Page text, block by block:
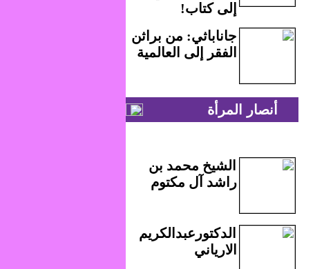
إلى كتاب!
جاناباثي: من براثن
الفقر إلى العالمية
أنصار المرأة
الشيخ محمد بن
راشد آل مكتوم
الدكتورعبدالكريم
الارياني